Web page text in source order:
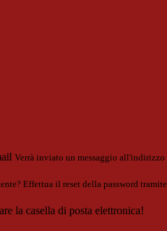
Verrà inviato un messaggio
Effettua il reset della password
la casella di posta elettronica!